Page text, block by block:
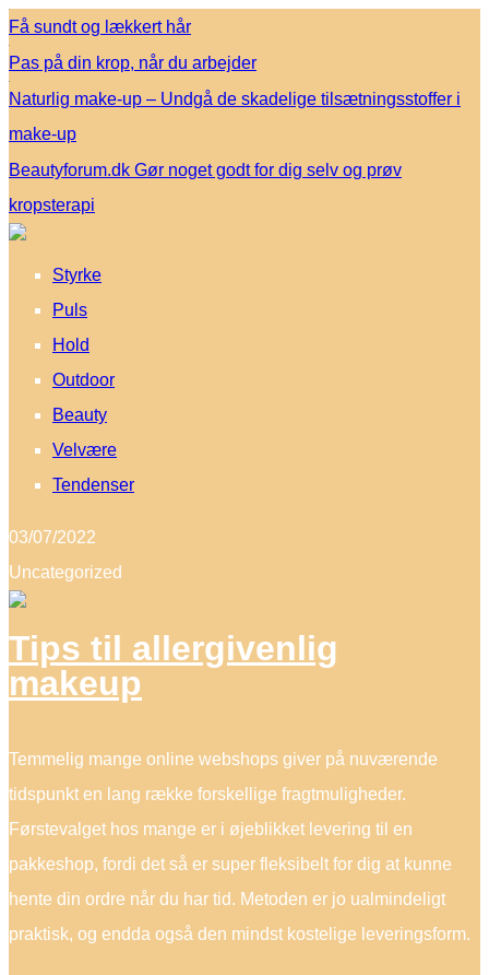
Få sundt og lækkert hår
Pas på din krop, når du arbejder
Naturlig make-up – Undgå de skadelige tilsætningsstoffer i
make-up
Beautyforum.dk Gør noget godt for dig selv og prøv
kropsterapi
Styrke
Puls
Hold
Outdoor
Beauty
Velvære
Tendenser
03/07/2022
Uncategorized
Tips til allergivenlig
makeup
Temmelig mange online webshops giver på nuværende
tidspunkt en lang række forskellige fragtmuligheder.
Førstevalget hos mange er i øjeblikket levering til en
pakkeshop, fordi det så er super fleksibelt for dig at kunne
hente din ordre når du har tid. Metoden er jo ualmindeligt
praktisk, og endda også den mindst kostelige leveringsform.